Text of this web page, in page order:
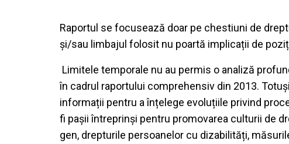
Raportul se focusează doar pe chestiuni de
și/sau limbajul folosit nu poartă implicații de
Limitele temporale nu au permis o analiză
în cadrul raportului comprehensiv din 2013.
informații pentru a înțelege evoluțiile privind
fi pașii întreprinși pentru promovarea culturii de
gen, drepturile persoanelor cu dizabilități,